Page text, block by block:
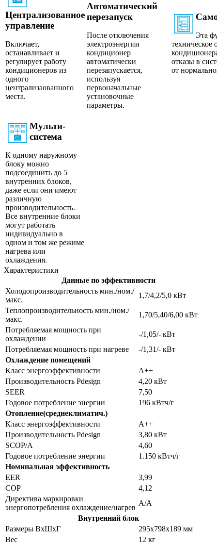
Централизованное
управление
Включает,
останавливает и
регулирует работу
кондиционеров из
одного
централизаованного
места.
Автоматический
перезапуск
После отключения
электроэнергии
кондиционер
автоматически
перезапускается,
используя
первоначальные
установочные
параметры.
Эта
техническое
отказы в
от
Мульти-
система
К одному наружному
блоку можно
подсоединить до 5
внутренних блоков,
даже если они имеют
различную
производительность.
Все внутренние блоки
могут работать
индивидуально в
одном и том же режиме
нагрева или
охлаждения.
Характеристики
Данные по эффективности
Холодопроизводительность мин./ном./
макс.
1,7/4,2/5,0 кВт
Теплопроизводительность мин./ном./
макс.
1,70/5,40/6,00 кВт
Потребляемая мощность при
охлаждении
-/1,05/- кВт
Потребляемая мощность при нагреве
-/1,31/- кВт
Охлаждение помещений
Класс энергоэффективности
A++
Производительность Pdesign
4,20 кВт
SEER
7,50
Годовое потребление энергии
196 кВтч/г
Отопление(среднеклиматич.)
Класс энергоэффективности
A++
Производительность Pdesign
3,80 кВт
SCOP/A
4,60
Годовое потребление энергии
1.150 кВтч/г
Номинальная эффективность
EER
3,99
COP
4,12
Директива маркировки
энергопотребления охлаждение/нагрев
A/A
Внутренний блок
Размеры ВхШхГ
295x798x189 мм
Вес
12 кг